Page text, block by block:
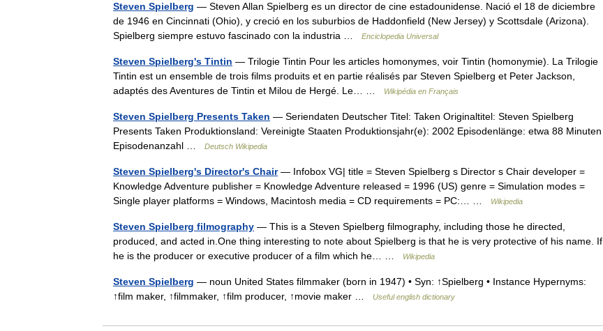
Steven Spielberg — Steven Allan Spielberg es un director de cine estadounidense. Nació el 18 de diciembre
de 1946 en Cincinnati (Ohio), y creció en los suburbios de Haddonfield (New Jersey) y Scottsdale (Arizona).
Spielberg siempre estuvo fascinado con la industria …
Enciclopedia Universal
Steven Spielberg's Tintin — Trilogie Tintin Pour les articles homonymes, voir Tintin (homonymie). La Trilogie
Tintin est un ensemble de trois films produits et en partie réalisés par Steven Spielberg et Peter Jackson,
adaptés des Aventures de Tintin et Milou de Hergé. Le… …
Wikipédia en Français
Steven Spielberg Presents Taken — Seriendaten Deutscher Titel: Taken Originaltitel: Steven Spielberg
Presents Taken Produktionsland: Vereinigte Staaten Produktionsjahr(e): 2002 Episodenlänge: etwa 88 Minuten
Episodenanzahl …
Deutsch Wikipedia
Steven Spielberg's Director's Chair— Infobox VG| title = Steven Spielberg s Director s Chair developer =
Knowledge Adventure publisher = Knowledge Adventure released = 1996 (US) genre = Simulation modes =
Single player platforms = Windows, Macintosh media = CD requirements = PC:… …
Wikipedia
Steven Spielberg filmography — This is a Steven Spielberg filmography, including those he directed,
produced, and acted in.One thing interesting to note about Spielberg is that he is very protective of his name. If
he is the producer or executive producer of a film which he… …
Wikipedia
Steven Spielberg — noun United States filmmaker (born in 1947) • Syn: ↑Spielberg • Instance Hypernyms:
↑film maker, ↑filmmaker, ↑film producer, ↑movie maker …
Useful english dictionary